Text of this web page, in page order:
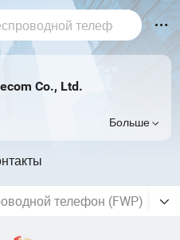
Co., Ltd.
Больше
телефон (FWP)